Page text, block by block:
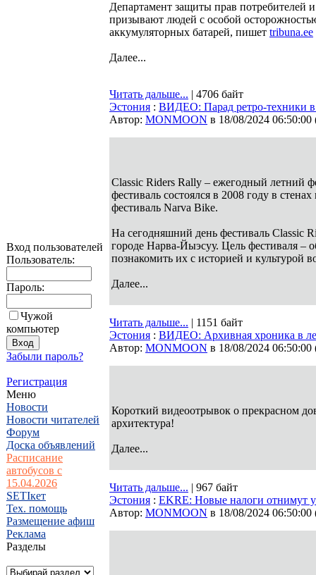
Вход пользователей
Пользователь:
Пароль:
Чужой
компьютер
Забыли пароль?
Регистрация
Меню
Новости
Новости читателей
Форум
Доска объявлений
Расписание
автобусов с
15.04.2026
SETIкет
Тех. помощь
Размещение афиш
Реклама
Разделы
Департамент защиты прав потребителей
призывают людей с особой
аккумуляторных батарей, пишет tribuna.ee
Далее...
Читать дальше... | 4706 байт
Эстония : ВИДЕО: Парад ретро-техники
Автор: MONMOON в 18/08/2024 06:50:00
Classic Riders Rally – ежегодный летний
фестиваль состоялся в 2008 году в
фестиваль Narva Bike.
На сегодняшний день фестиваль Classic
городе Нарва-Йыэсуу. Цель фестиваля –
познакомить их с историей и культурой
Далее...
Читать дальше... | 1151 байт
Эстония : ВИДЕО: Архивная хроника в
Автор: MONMOON в 18/08/2024 06:50:00
Короткий видеоотрывок о прекрасном
архитектура!
Далее...
Читать дальше... | 967 байт
Эстония : EKRE: Новые налоги отнимут
Автор: MONMOON в 18/08/2024 06:50:00